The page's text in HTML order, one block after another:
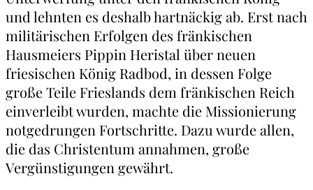
und lehnten es deshalb hartnäckig ab. Erst nach
militärischen Erfolgen des fränkischen
Hausmeiers Pippin Heristal über neuen
friesischen König Radbod, in dessen Folge
große Teile Frieslands dem fränkischen Reich
einverleibt wurden, machte die Missionierung
notgedrungen Fortschritte. Dazu wurde allen,
die das Christentum annahmen, große
Vergünstigungen gewährt.